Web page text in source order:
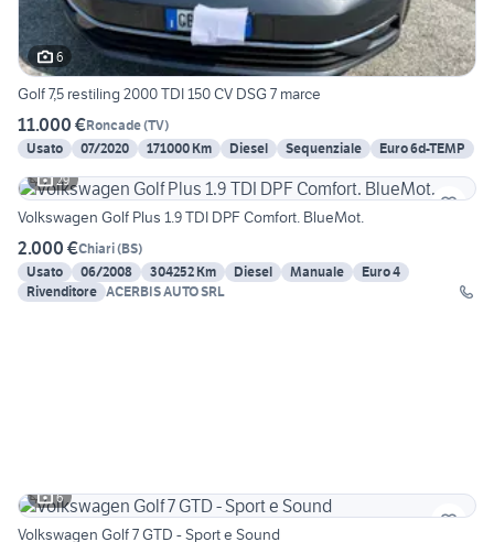
6
Golf 7,5 restiling 2000 TDI 150 CV DSG 7 marce
11.000 €Roncade(TV)
Usato
07/2020 171000 Km Diesel Sequenziale
Euro 6d-TEMP
29
Volkswagen Golf Plus 1.9 TDI DPF Comfort. BlueMot.
2.000 €Chiari(BS)
Usato
06/2008 304252 Km Diesel Manuale
Euro 4
Rivenditore ACERBIS AUTO SRL
6
Volkswagen Golf 7 GTD - Sport e Sound